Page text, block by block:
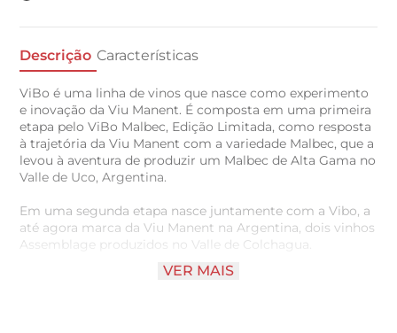
Descrição Características
ViBo é uma linha de vinos que nasce como experimento
e inovação da Viu Manent. É composta em uma primeira
etapa pelo ViBo Malbec, Edição Limitada, como resposta
à trajetória da Viu Manent com a variedade Malbec, que a
levou à aventura de produzir um Malbec de Alta Gama no
Valle de Uco, Argentina.
Em uma segunda etapa nasce juntamente com a Vibo, a
até agora marca da Viu Manent na Argentina, dois vinhos
Assemblage produzidos no Valle de Colchagua.
É assim que ViBo se transforma em uma linha de vinhos.
VER MAIS